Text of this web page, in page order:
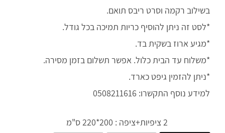
בשילוב רקמה וסרט ריבס תואם.
*לסט זה ניתן להוסיף כריות תמיכה בכל גודל.
*מגיע ארוז בשקית בד.
*משלוח עד הבית כלול. אפשר תשלום בזמן מסירה.
*ניתן להזמין גיפט כארד.
למידע נוסף התקשרו: 0508211616
2 ציפיות+ציפה : 200*220 ס"מ